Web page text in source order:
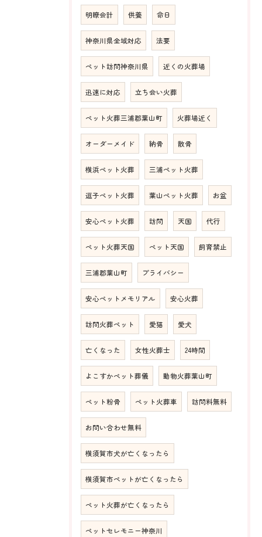
明瞭会計 供養 命日
神奈川県全域対応 法要
ペット訪問神奈川県 近くの火葬場
迅速に対応 立ち会い火葬
ペット火葬三浦郡葉山町 火葬場近く
オーダーメイド 納骨 散骨
横浜ペット火葬 三浦ペット火葬
逗子ペット火葬 葉山ペット火葬 お盆
安心ペット火葬 訪問 天国 代行
ペット火葬天国 ペット天国 飼育禁止
三浦郡葉山町 プライバシー
安心ペットメモリアル 安心火葬
訪問火葬ペット 愛猫 愛犬
亡くなった 女性火葬士 24時間
よこすかペット葬儀 動物火葬葉山町
ペット粉骨 ペット火葬車 訪問料無料
お問い合わせ無料
横須賀市犬が亡くなったら
横須賀市ペットが亡くなったら
ペット火葬が亡くなったら
ペットセレモニー神奈川